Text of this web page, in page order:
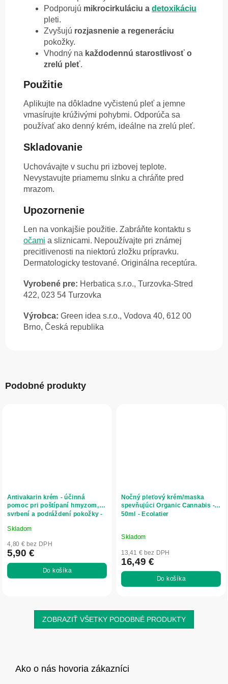
Podporujú mikrocirkuláciu a detoxikáciu
pleti.
Zvyšujú rozjasnenie a regeneráciu
pokožky.
Vhodný na každodennú starostlivosť o
zrelú pleť.
Použitie
Aplikujte na dôkladne vyčistenú pleť a jemne
vmasírujte krúživými pohybmi. Odporúča sa
používať ako denný krém, ideálne na zrelú pleť.
Skladovanie
Uchovávajte v suchu pri izbovej teplote.
Nevystavujte priamemu slnku a chráňte pred
mrazom.
Upozornenie
Len na vonkajšie použitie. Zabráňte kontaktu s
očami a sliznicami. Nepoužívajte pri známej
precitlivenosti na niektorú zložku prípravku.
Dermatologicky testované. Originálna receptúra.
Vyrobené pre: Herbatica s.r.o., Turzovka-Stred
422, 023 54 Turzovka
Výrobca: Green idea s.r.o., Vodova 40, 612 00
Brno, Česká republika
Podobné produkty
Antivakarin krém - účinná
pomoc pri poštípaní hmyzom,
svrbení a podráždení pokožky -
Priemerné
hodnotenie
produktu
je
Skladom
4,80 € bez DPH
5,90 €
Do košíka
Nočný pleťový krém/maska
spevňujúci Organic Cannabis -
50ml - Ecolatier
Skladom
13,41 € bez DPH
16,49 €
Do košíka
ZOBRAZIŤ VŠETKY PODOBNÉ PRODUKTY